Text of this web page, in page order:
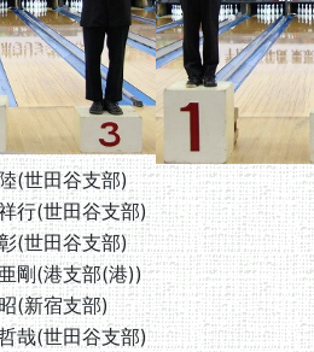
(世田谷支部)
行(世田谷支部)
(世田谷支部)
剛(港支部(港))
(新宿支部)
哉(世田谷支部)